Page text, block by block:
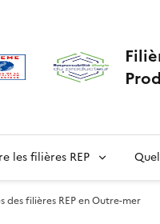
les filières REP
des filières REP en Outre-mer